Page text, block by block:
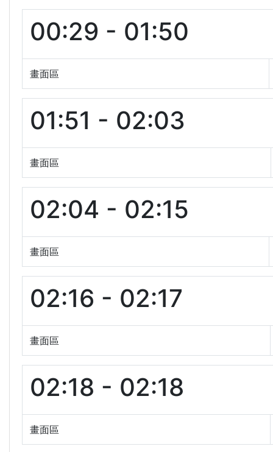
00:29 - 01:50
畫面區
01:51 - 02:03
畫面區
02:04 - 02:15
畫面區
02:16 - 02:17
畫面區
02:18 - 02:18
畫面區